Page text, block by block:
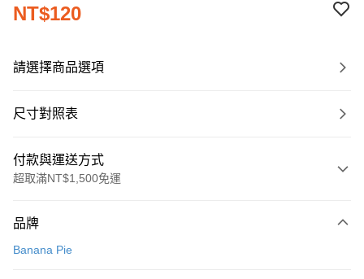
NT$120
請選擇商品選項
尺寸對照表
付款與運送方式
超取滿NT$1,500免運
信用卡一次付款
品牌
Banana Pie